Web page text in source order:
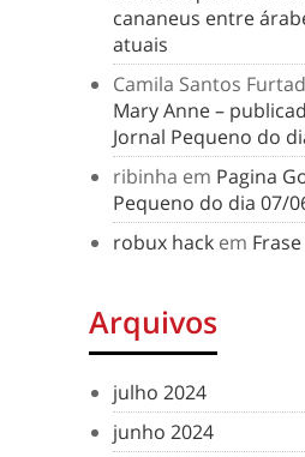
cananeus entre
atuais
Camila Santos
Mary Anne –
Jornal Pequeno do
ribinha em Pagina
Pequeno do dia 07/
robux hack em
Arquivos
julho 2024
junho 2024